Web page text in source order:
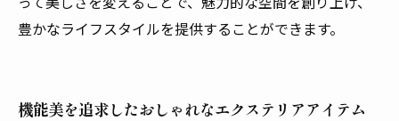
豊かなライフスタイルを提供することができます。
機能美を追求したおしゃれなエクステリアアイテム